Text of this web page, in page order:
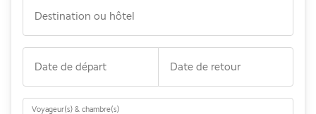
Destination ou hôtel
Date de départ Date de retour
Voyageur(s) & chambre(s)